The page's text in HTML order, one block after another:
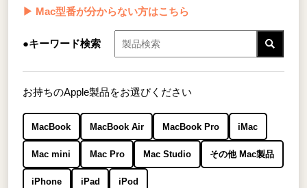
▶ Mac型番が分からない方はこちら
●キーワード検索
お持ちのApple製品をお選びください
MacBook MacBook Air MacBook Pro iMac
Mac mini Mac Pro Mac Studio その他 Mac製品
iPhone iPad iPod